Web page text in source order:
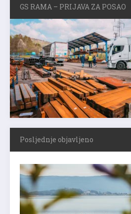
GS RAMA – PRIJAVA ZA POSAO
Posljednje objavljeno